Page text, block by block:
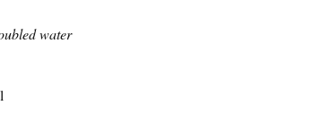
water